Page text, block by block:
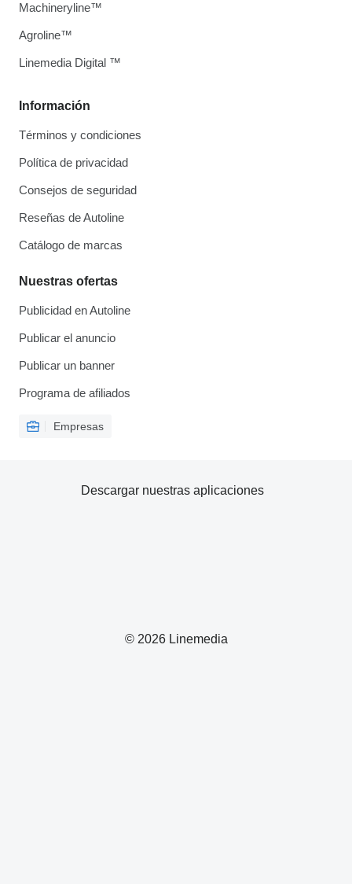
Información
Términos y condiciones
Política de privacidad
Consejos de seguridad
Reseñas de Autoline
Catálogo de marcas
Nuestras ofertas
Publicidad en Autoline
Publicar el anuncio
Publicar un banner
Programa de afiliados
Empresas
Machineryline™
Agroline™
Linemedia Digital ™
© 2026 Linemedia
Descargar nuestras aplicaciones